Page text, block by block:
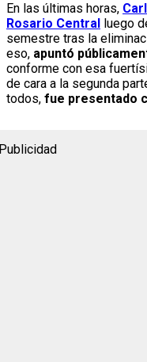
En las últimas horas,
Rosario Central
luego
semestre tras la
eso, apuntó
conforme con esa
de cara a la segunda
todos, fue presentado